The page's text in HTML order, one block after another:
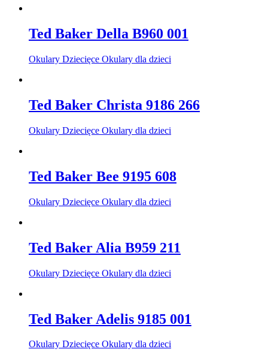
Ted Baker Della B960 001
Okulary Dziecięce Okulary dla dzieci
Ted Baker Christa 9186 266
Okulary Dziecięce Okulary dla dzieci
Ted Baker Bee 9195 608
Okulary Dziecięce Okulary dla dzieci
Ted Baker Alia B959 211
Okulary Dziecięce Okulary dla dzieci
Ted Baker Adelis 9185 001
Okulary Dziecięce Okulary dla dzieci